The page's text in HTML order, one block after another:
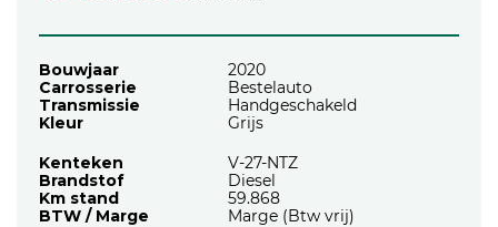
Bouwjaar
2020
Carrosserie
Bestelauto
Transmissie
Handgeschakeld
Kleur
Grijs
Kenteken
V-27-NTZ
Brandstof
Diesel
Km stand
59.868
BTW / Marge
Marge (Btw vrij)